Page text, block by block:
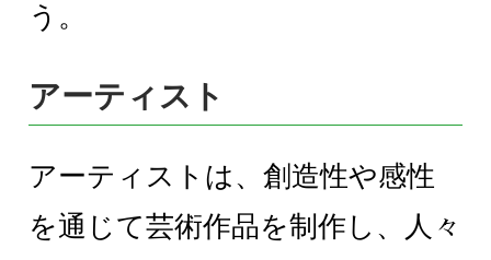
う。
アーティスト
アーティストは、創造性や感性
を通じて芸術作品を制作し、人々